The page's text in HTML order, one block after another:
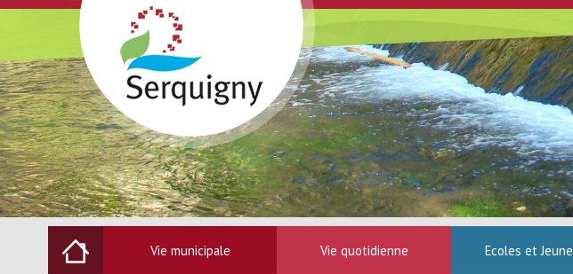
Vie municipale Vie quotidienne Ecoles et